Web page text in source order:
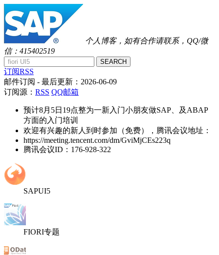
个人博客，如有合作请联系，QQ/微
信：415402519
SEARCH
订阅RSS
邮件订阅 - 最后更新： 2026-06-09
订阅源： RSS QQ邮箱
预计8月5日19点整为一新入门小朋友做SAP、及ABAP
方面的入门培训
欢迎有兴趣的新人到时参加（免费），腾讯会议地址：
https://meeting.tencent.com/dm/GviMjCEs223q
腾讯会议ID：176-928-322
SAPUI5
FIORI专题